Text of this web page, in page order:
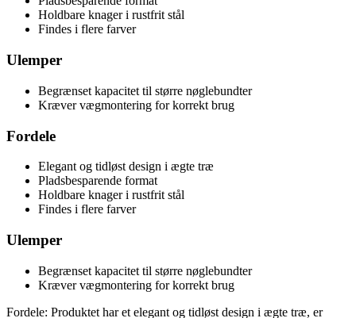
Holdbare knager i rustfrit stål
Findes i flere farver
Ulemper
Begrænset kapacitet til større nøglebundter
Kræver vægmontering for korrekt brug
Fordele
Elegant og tidløst design i ægte træ
Pladsbesparende format
Holdbare knager i rustfrit stål
Findes i flere farver
Ulemper
Begrænset kapacitet til større nøglebundter
Kræver vægmontering for korrekt brug
Fordele: Produktet har et elegant og tidløst design i ægte træ, er